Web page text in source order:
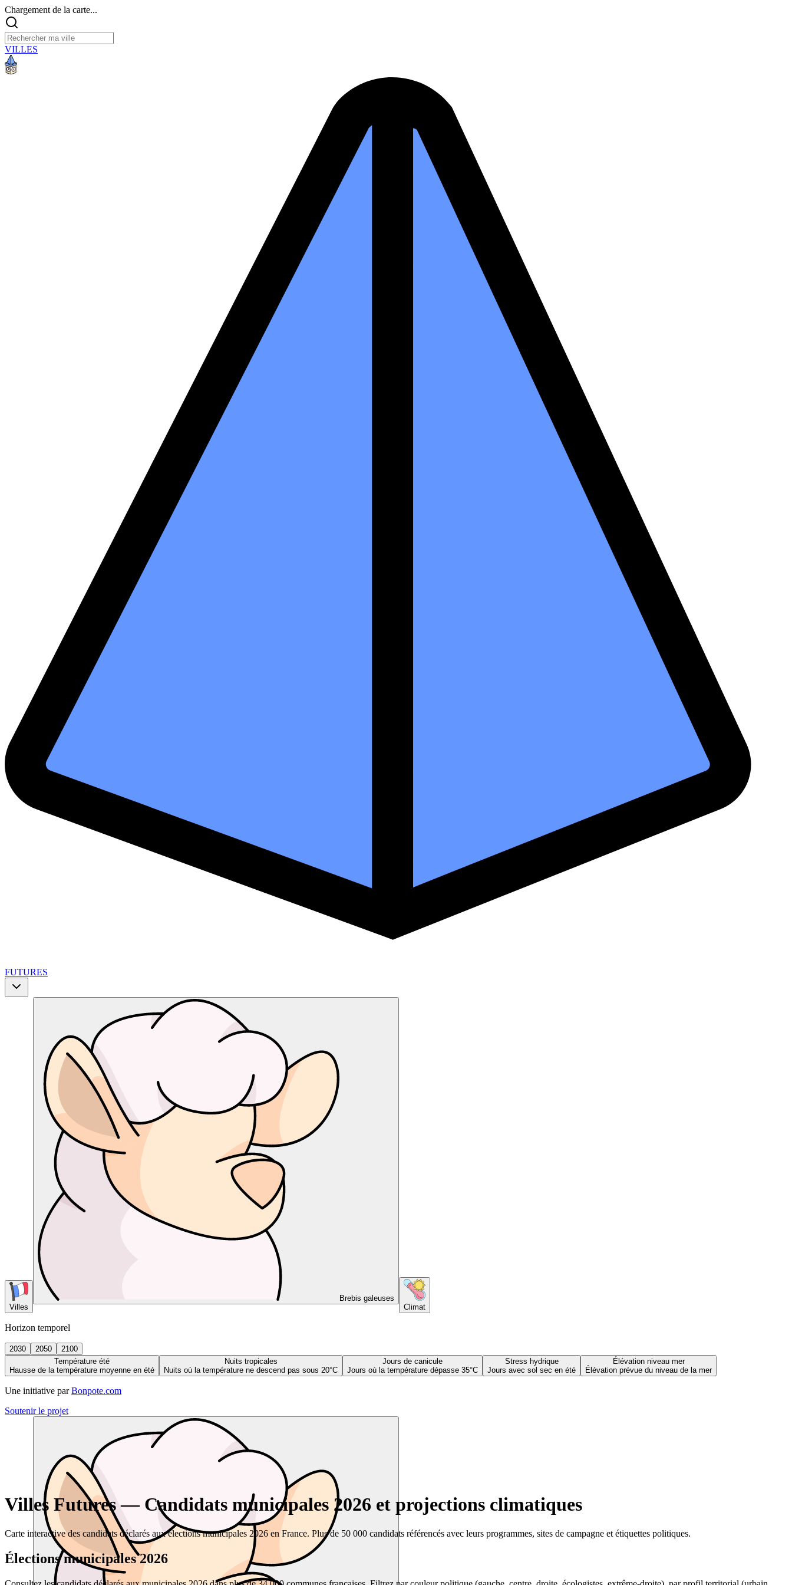
Chargement de la carte...
VILLES
FUTURES
Villes
Brebis galeuses
Climat
Horizon temporel
2030 2050
2100
Température été
Hausse de la température moyenne en été
Nuits tropicales
Nuits où la température ne descend pas sous 20°C
Jours de canicule
Jours où la température dépasse 35°C
Stress hydrique
Jours avec sol sec en été
Élévation niveau mer
Élévation prévue du niveau de la mer
Une initiative par Bonpote.com
Soutenir le projet
Villes Futures — Candidats municipales 2026 et projections climatiques
Carte interactive des candidats déclarés aux élections municipales 2026 en France. Plus de 50 000 candidats référencés avec leurs programmes, sites de campagne et étiquettes politiques.
Élections municipales 2026